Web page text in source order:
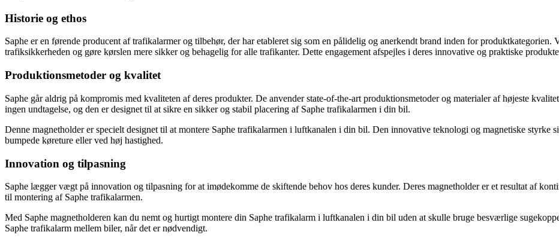
Historie og ethos
Saphe er en førende producent af trafikalarmer og tilbehør, der har etableret sig som en pålidelig og anerkendt brand inden for
trafiksikkerheden og gøre kørslen mere sikker og behagelig for alle trafikanter. Dette engagement afspejles i deres innovative og praktiske
Produktionsmetoder og kvalitet
Saphe går aldrig på kompromis med kvaliteten af deres produkter. De anvender state-of-the-art produktionsmetoder og materialer af højeste
ingen undtagelse, og den er designet til at sikre en sikker og stabil placering af Saphe trafikalarmen i din bil.
Denne magnetholder er specielt designet til at montere Saphe trafikalarmen i luftkanalen i din bil. Den innovative teknologi og magnetiske styrke
bumpede køreture eller ved høj hastighed.
Innovation og tilpasning
Saphe lægger vægt på innovation og tilpasning for at imødekomme de skiftende behov hos deres kunder. Deres magnetholder er et resultat af
til montering af Saphe trafikalarmen.
Med Saphe magnetholderen kan du nemt og hurtigt montere din Saphe trafikalarm i luftkanalen i din bil uden at skulle bruge besværlige
Saphe trafikalarm mellem biler, når det er nødvendigt.